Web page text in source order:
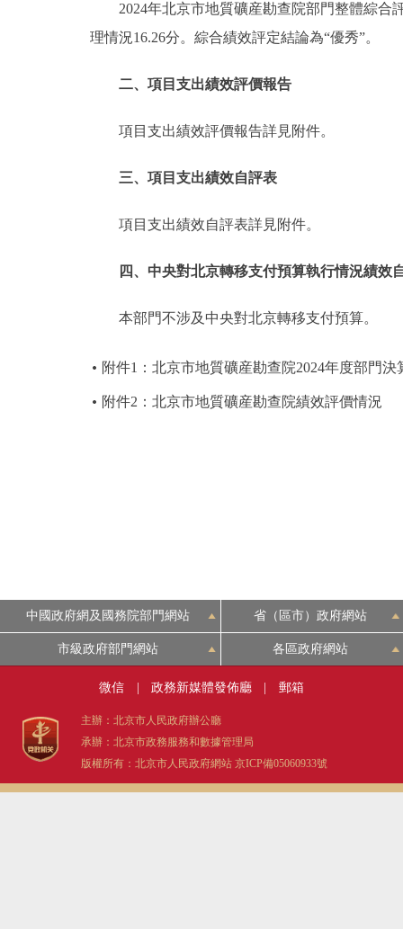
2024年北京市地質礦産勘查院部門整體綜合
理情況16.26分。綜合績效評定結論為“優秀”。
二、項目支出績效評價報告
項目支出績效評價報告詳見附件。
三、項目支出績效自評表
項目支出績效自評表詳見附件。
四、中央對北京轉移支付預算執行情況績效
本部門不涉及中央對北京轉移支付預算。
附件1：北京市地質礦産勘查院2024年度部門決
附件2：北京市地質礦産勘查院績效評價情況
中國政府網及國務院部門網站 省（區市）政府網站
市級政府部門網站 各區政府網站
微信 政務新媒體發佈廳 郵箱
主辦：北京市人民政府辦公廳
承辦：北京市政務服務和數據管理局
版權所有：北京市人民政府網站 京ICP備05060933號